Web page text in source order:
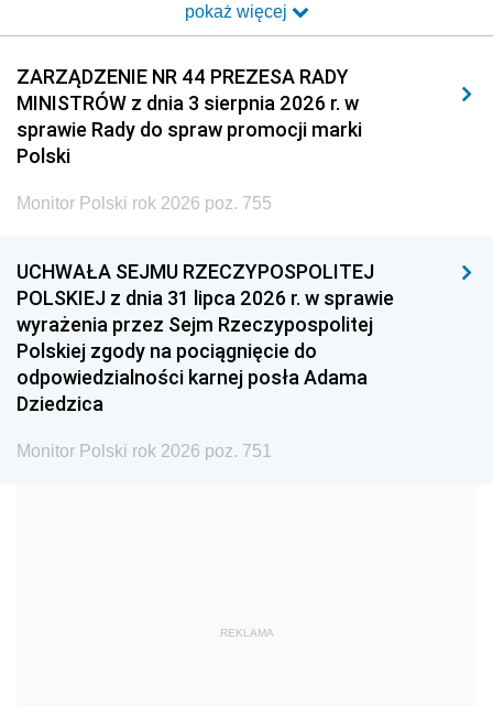
2014 2013 2012
2011 2010 2009
2008 2007 2006
2005
1996 1995 1994
1993 1992 1991
1990 1989
1987 1986 1985
1968
pokaż więcej
ZARZĄDZENIE NR 44 PREZESA RADY
MINISTRÓW z dnia 3 sierpnia 2026 r. w
sprawie Rady do spraw promocji marki
Polski
Monitor Polski rok 2026 poz. 755
UCHWAŁA SEJMU RZECZYPOSPOLITEJ
POLSKIEJ z dnia 31 lipca 2026 r. w sprawie
wyrażenia przez Sejm Rzeczypospolitej
Polskiej zgody na pociągnięcie do
odpowiedzialności karnej posła Adama
Dziedzica
Monitor Polski rok 2026 poz. 751
REKLAMA